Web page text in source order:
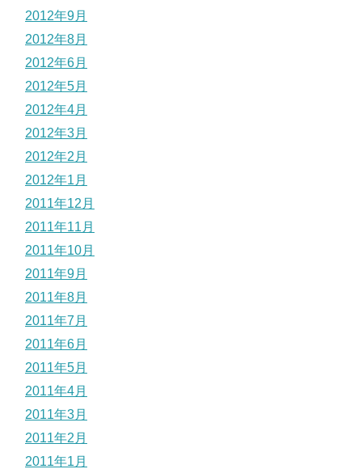
2012年9月
2012年8月
2012年6月
2012年5月
2012年4月
2012年3月
2012年2月
2012年1月
2011年12月
2011年11月
2011年10月
2011年9月
2011年8月
2011年7月
2011年6月
2011年5月
2011年4月
2011年3月
2011年2月
2011年1月